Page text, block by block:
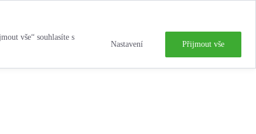
vše“ souhlasíte s
Nastavení Přijmout vše